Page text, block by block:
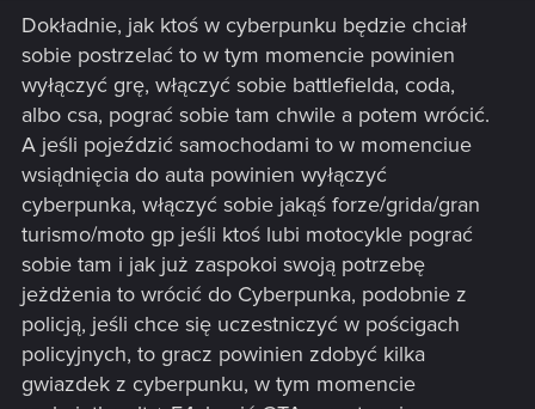
Dokładnie, jak ktoś w cyberpunku będzie chciał
sobie postrzelać to w tym momencie powinien
wyłączyć grę, włączyć sobie battlefielda, coda,
albo csa, pograć sobie tam chwile a potem wrócić.
A jeśli pojeździć samochodami to w momenciue
wsiądnięcia do auta powinien wyłączyć
cyberpunka, włączyć sobie jakąś forze/grida/gran
turismo/moto gp jeśli ktoś lubi motocykle pograć
sobie tam i jak już zaspokoi swoją potrzebę
jeżdżenia to wrócić do Cyberpunka, podobnie z
policją, jeśli chce się uczestniczyć w pościgach
policyjnych, to gracz powinien zdobyć kilka
gwiazdek z cyberpunku, w tym momencie